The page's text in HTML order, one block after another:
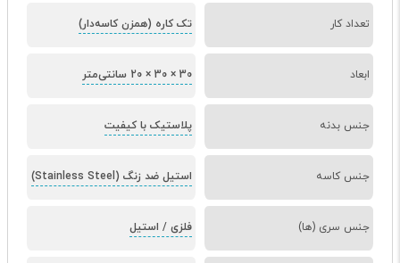
تعداد کار تک کاره (همزن کاسه‌دار)
ابعاد 30 × 30 × 20 سانتی‌متر
جنس بدنه پلاستیک با کیفیت
جنس کاسه استیل ضد زنگ (Stainless Steel)
جنس سری (ها) فلزی / استیل